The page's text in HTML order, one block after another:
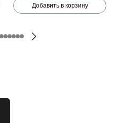
Добавить в корзину